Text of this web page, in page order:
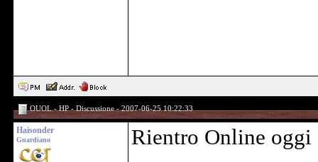
OUOL - HP - Discussione - 2007-06-25 10:22:33
Haisonder
Guardiano Rientro Online oggi